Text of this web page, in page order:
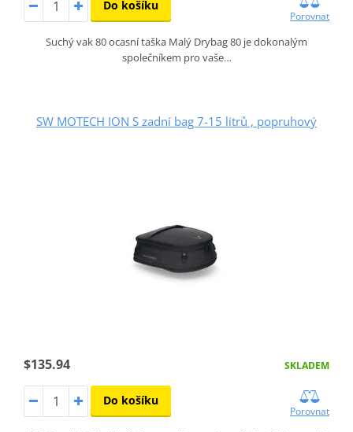
Do košíku
Porovnat
Suchý vak 80 ocasní taška Malý Drybag 80 je dokonalým
společníkem pro vaše…
SW MOTECH ION S zadní bag 7-15 litrů , popruhový
$135.94 SKLADEM
Do košíku
Porovnat